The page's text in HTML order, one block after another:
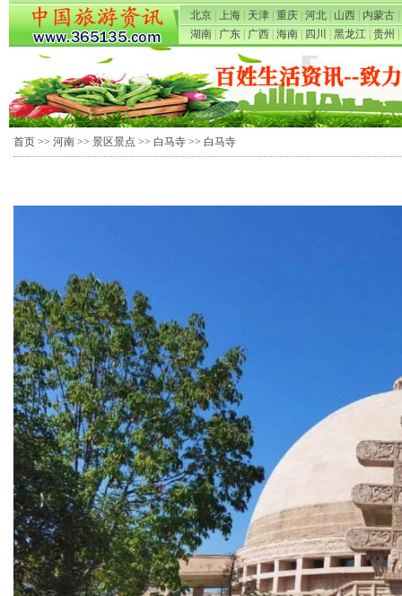
北京 上海 天津 重庆 河北 山西 内蒙古
湖南
广东 广西 海南 四川 黑龙江 贵州
首页 >> 河南 >> 景区景点 >> 白马寺 >> 白马寺